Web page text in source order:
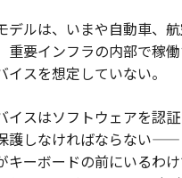
デルは、いまや自動車、
重要インフラの内部で稼
イスを想定していない。
イスはソフトウェアを認
護しなければならない——
キーボードの前にいるわ